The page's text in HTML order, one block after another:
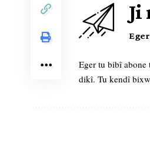
Ji
Eger tu bibî abone
dikî. Tu kendî